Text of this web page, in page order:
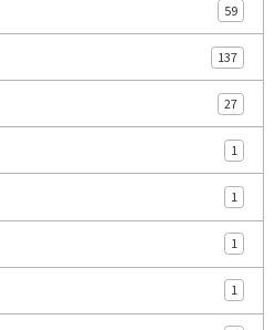
59
137
27
1
1
1
1